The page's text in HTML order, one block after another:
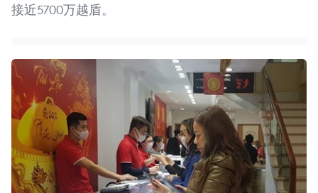
接近5700万越盾。